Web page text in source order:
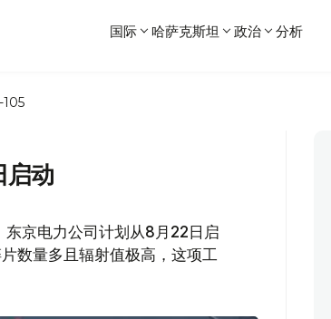
国际 哈萨克斯坦 政治 分析
启动
京电力公司计划从8月22日启
数量多且辐射值极高，这项工